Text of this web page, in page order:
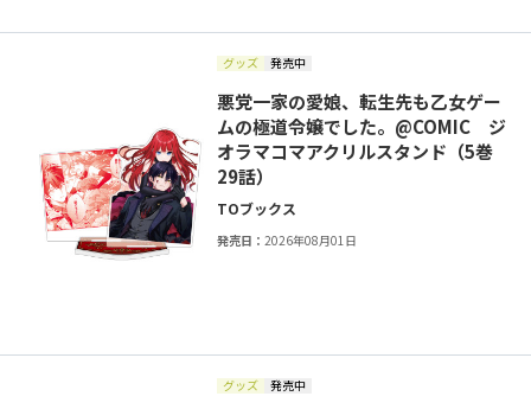
グッズ 発売中
悪党一家の愛娘、転生先も乙女ゲー
ムの極道令嬢でした。@COMIC ジ
オラマコマアクリルスタンド（5巻
29話）
TOブックス
発売日：2026年08月01日
グッズ 発売中